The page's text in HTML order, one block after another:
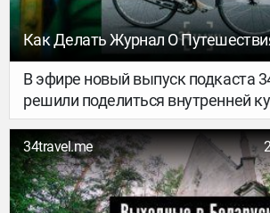
Как Делать Журнал О
В эфире новый выпуск подкаста
решили поделиться внутренней
журнала – получился очень
редакторский разговор. Почти
34travel.me